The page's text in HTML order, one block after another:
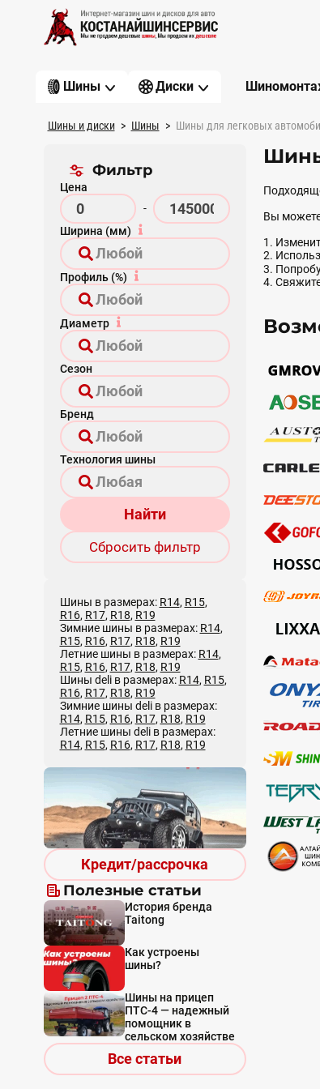
Шины Диски
Шины и диски Шины Шины для легковых
Фильтр
Цена
-
Ширина (мм)
Профиль (%)
Диаметр
Сезон
Бренд
Технология шины
Найти
Сбросить фильтр
Шины в размерах: R14, R15,
R16, R17, R18, R19
Зимние шины в размерах: R14,
R15, R16, R17, R18, R19
Летние шины в размерах: R14,
R15, R16, R17, R18, R19
Шины deli в размерах: R14, R15,
R16, R17, R18, R19
Зимние шины deli в размерах:
R14, R15, R16, R17, R18, R19
Летние шины deli в размерах:
R14, R15, R16, R17, R18, R19
Кредит/рассрочка
Полезные статьи
История бренда
Taitong
Как устроены
шины?
Шины на прицеп
ПТС-4 — надежный
помощник в
сельском хозяйстве
Все статьи
Вы
1.
2.
3.
4.